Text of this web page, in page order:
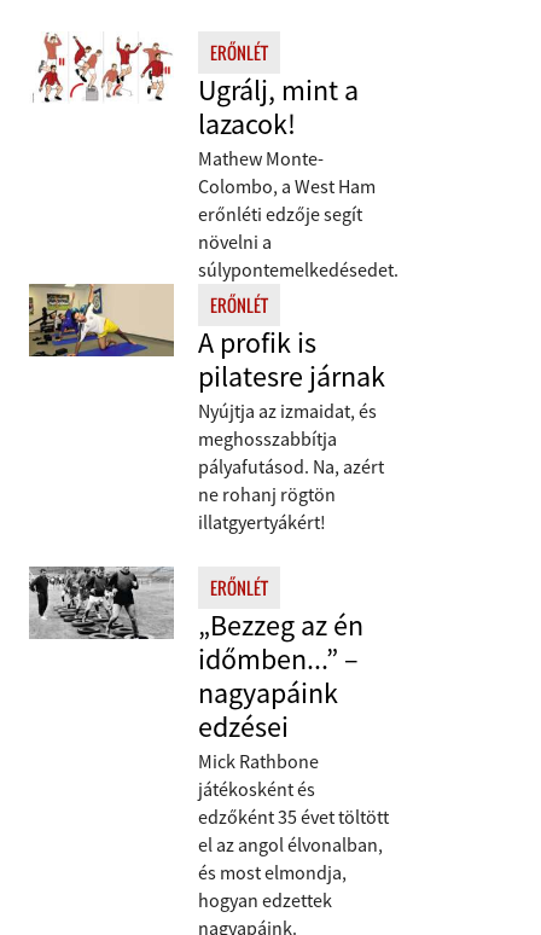
ERŐNLÉT
Ugrálj, mint a
lazacok!
Mathew Monte-
Colombo, a West Ham
erőnléti edzője segít
növelni a
súlypontemelkedésedet.
ERŐNLÉT
A profik is
pilatesre járnak
Nyújtja az izmaidat, és
meghosszabbítja
pályafutásod. Na, azért
ne rohanj rögtön
illatgyertyákért!
ERŐNLÉT
„Bezzeg az én
időmben...” –
nagyapáink
edzései
Mick Rathbone
játékosként és
edzőként 35 évet töltött
el az angol élvonalban,
és most elmondja,
hogyan edzettek
nagyapáink.